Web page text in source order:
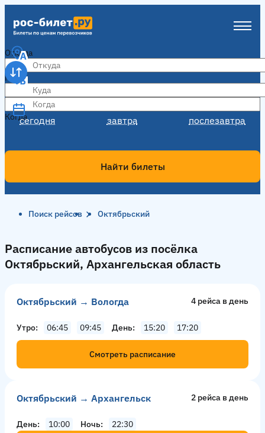
Откуда
Куда
Когда
сегодня завтра послезавтра
Когда
Найти билеты
Поиск рейсов Октябрьский
Расписание автобусов из посёлка
Октябрьский, Архангельская область
Октябрьский → Вологда 4 рейсa в день
Утро 06:45 09:45 День 15:20 17:20
Смотреть расписание
Октябрьский → Архангельск 2 рейсa в день
День 10:00 Ночь
22:30